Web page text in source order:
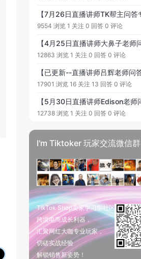
9554 浏览 1 关注 0 回答 0 评论
12863 浏览 1 关注 0 回答 0 评论
17901 浏览 16 关注 13 回答 0 评论
12738 浏览 1 关注 0 回答 0 评论
I'm Tiktoker 玩家交流微信群
TikTok Shop卖家学习型社区
跨境电商成长利器，
汇聚网红大咖专业玩家，
切磋实战经验
解锁销售新姿势！